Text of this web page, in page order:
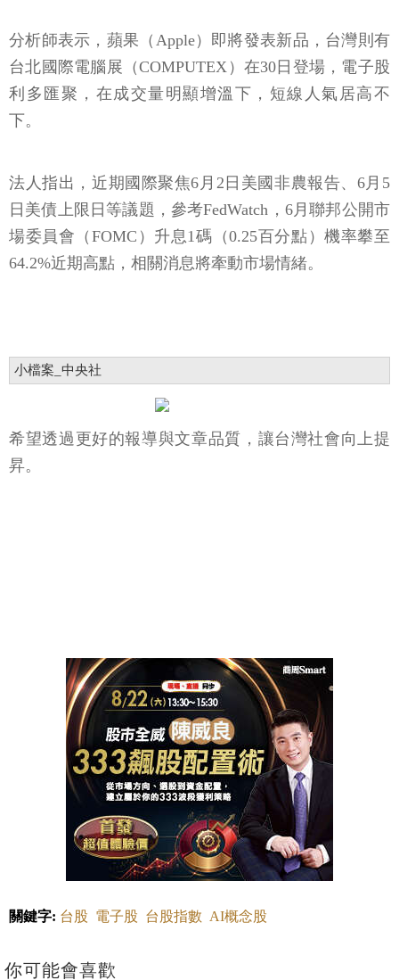
分析師表示，蘋果（Apple）即將發表新品，台灣則有
台北國際電腦展（COMPUTEX）在30日登場，電子股
利多匯聚，在成交量明顯增溫下，短線人氣居高不
下。
法人指出，近期國際聚焦6月2日美國非農報告、6月5
日美債上限日等議題，參考FedWatch，6月聯邦公開市
場委員會（FOMC）升息1碼（0.25百分點）機率攀至
64.2%近期高點，相關消息將牽動市場情緒。
小檔案_中央社
希望透過更好的報導與文章品質，讓台灣社會向上提
昇。
關鍵字: 台股 電子股 台股指數 AI概念股
你可能會喜歡